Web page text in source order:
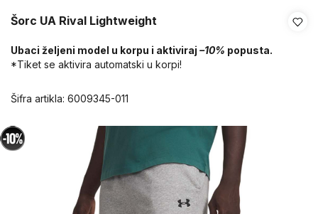
Šorc UA Rival Lightweight
Ubaci željeni model u korpu i aktiviraj –10% popusta.
*Tiket se aktivira automatski u korpi!
Šifra artikla: 6009345-011